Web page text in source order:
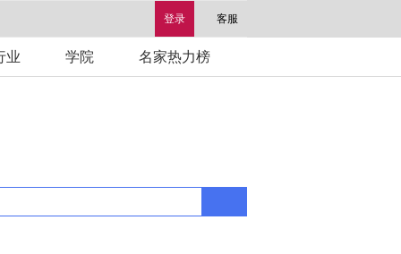
登录 客服
业 学院 名家热力榜